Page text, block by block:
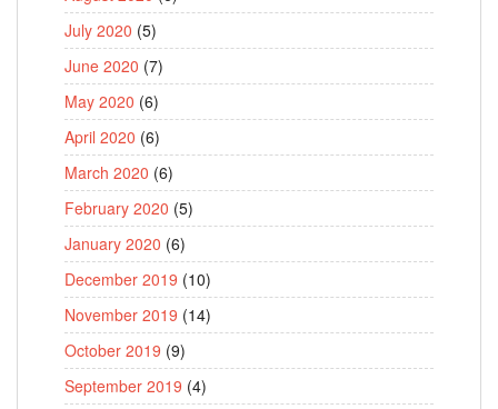
July 2020 (5)
June 2020 (7)
May 2020 (6)
April 2020 (6)
March 2020 (6)
February 2020 (5)
January 2020 (6)
December 2019 (10)
November 2019 (14)
October 2019 (9)
September 2019 (4)